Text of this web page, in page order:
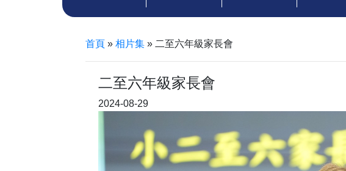
首頁» 相片集» 二至六年級家長會
二至六年級家長會
2024-08-29